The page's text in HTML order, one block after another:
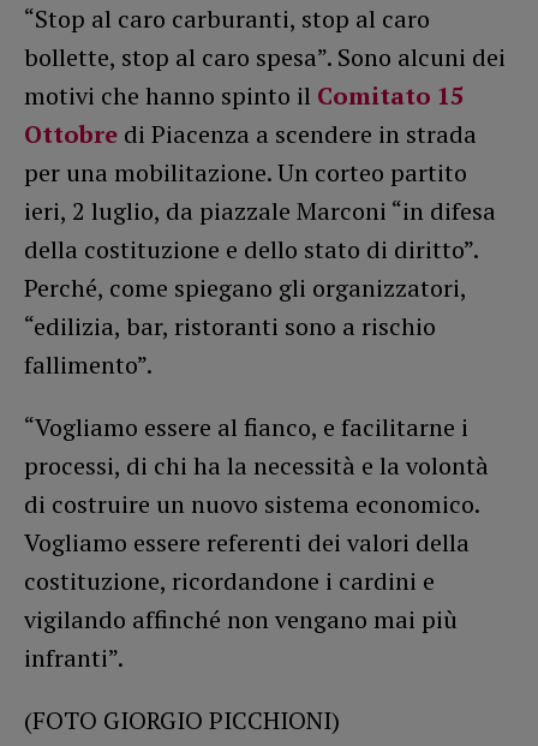
“Stop al caro carburanti, stop al caro
bollette, stop al caro spesa”. Sono alcuni dei
motivi che hanno spinto il Comitato 15
Ottobre di Piacenza a scendere in strada
per una mobilitazione. Un corteo partito
ieri, 2 luglio, da piazzale Marconi “in difesa
della costituzione e dello stato di diritto”.
Perché, come spiegano gli organizzatori,
“edilizia, bar, ristoranti sono a rischio
fallimento”.
“Vogliamo essere al fianco, e facilitarne i
processi, di chi ha la necessità e la volontà
di costruire un nuovo sistema economico.
Vogliamo essere referenti dei valori della
costituzione, ricordandone i cardini e
vigilando affinché non vengano mai più
infranti”.
(FOTO GIORGIO PICCHIONI)